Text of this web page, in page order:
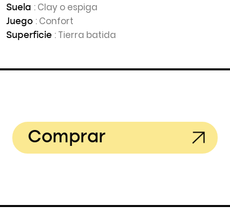
Suela : Clay o espiga
Juego : Confort
Superficie : Tierra batida
Comprar